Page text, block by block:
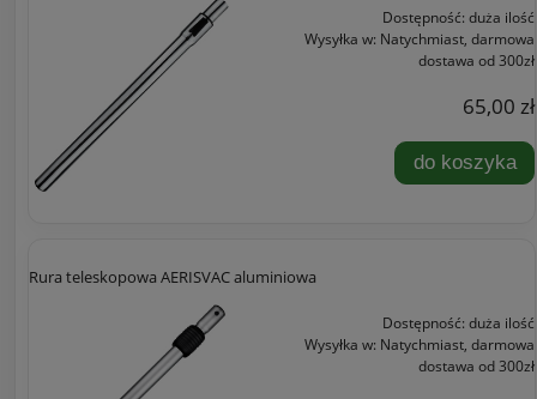
Dostępność: duża ilość
Wysyłka w: Natychmiast, darmowa
dostawa od 300zł
65,00 zł
do koszyka
Rura teleskopowa AERISVAC aluminiowa
Dostępność: duża ilość
Wysyłka w: Natychmiast, darmowa
dostawa od 300zł